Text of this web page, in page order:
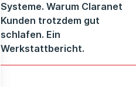
Systeme. Warum Claranet
Kunden trotzdem gut
schlafen. Ein
Werkstattbericht.